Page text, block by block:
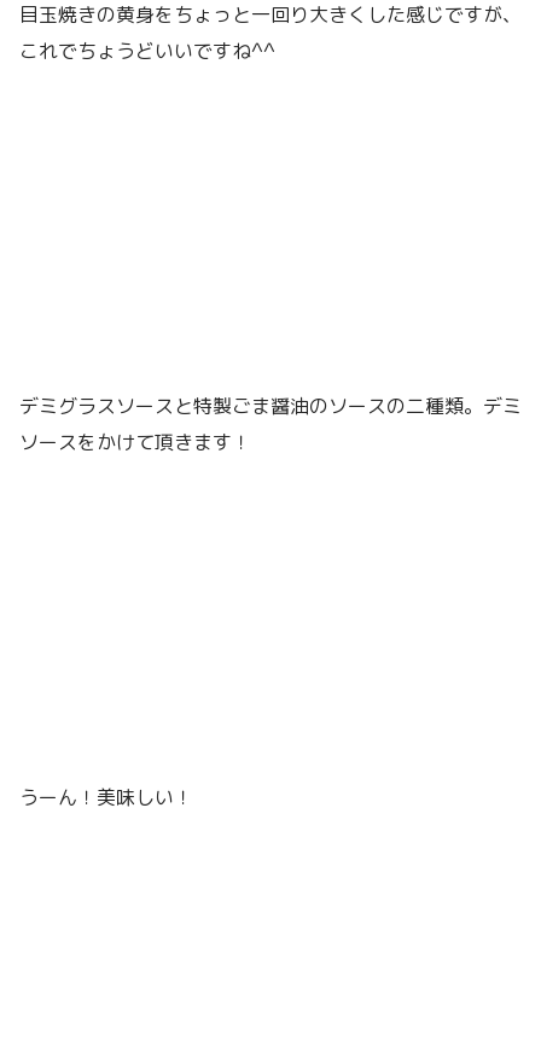
目玉焼きの黄身をちょっと一回り大きくした感じですが、
これでちょうどいいですね^^
デミグラスソースと特製ごま醤油のソースの二種類。デミ
ソースをかけて頂きます！
うーん！美味しい！